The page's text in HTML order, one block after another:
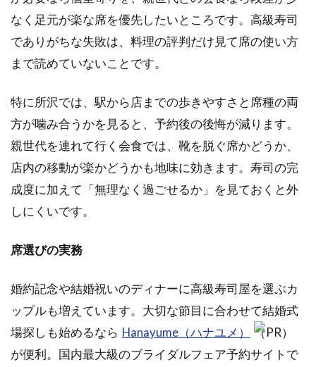
なく足元が楽な席を優先したいところです。高級寿司
でありがちな失敗は、料理の評判だけ見て席の使い方
まで読めていないことです。
特に所沢では、駅から店までの歩きやすさと席種の両
方が噛み合うかを見ると、予約後の後悔が減ります。
親世代を連れて行く会食では、靴を脱ぐ席かどうか、
店内の移動が楽かどうかも地味に効きます。寿司の完
成度に加えて「無理なく過ごせるか」を見ておくと外
しにくいです。
席選びの実務
婚約記念や結婚祝いのディナーに高級寿司屋を選ぶカ
ップルも増えています。大切な節目に合わせて結婚式
場探しも始めるなら Hanayume（ハナユメ）
（PR）
が便利。国内最大級のブライダルフェア予約サイトで